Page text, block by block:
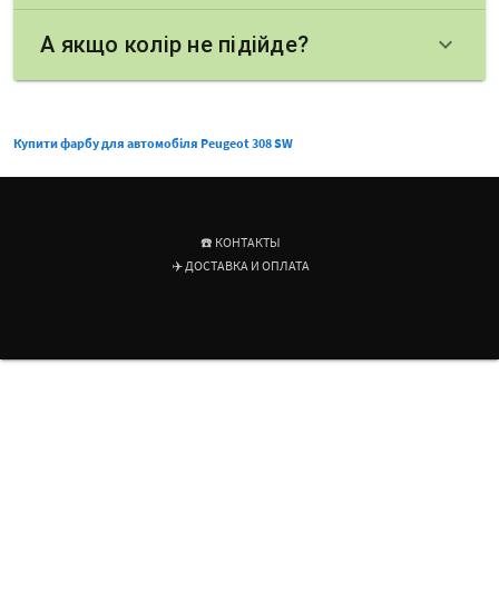
А якщо колір не підійде? keyboard_arrow_down
Купити фарбу для автомобіля Peugeot 308 SW
☎️ КОНТАКТЫ
✈️ ДОСТАВКА И ОПЛАТА